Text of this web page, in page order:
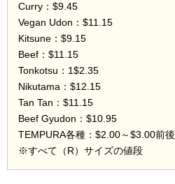
Curry：$9.45
Vegan Udon：$11.15
Kitsune：$9.15
Beef：$11.15
Tonkotsu：1$2.35
Nikutama：$12.15
Tan Tan：$11.15
Beef Gyudon：$10.95
TEMPURA各種：$2.00～$3.00前後
※すべて（R）サイズの値段